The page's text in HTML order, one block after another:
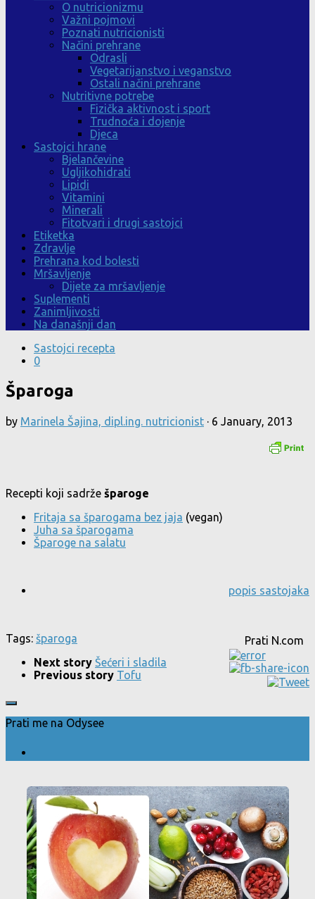
O nutricionizmu
Važni pojmovi
Poznati nutricionisti
Načini prehrane
Odrasli
Vegetarijanstvo i veganstvo
Ostali načini prehrane
Nutritivne potrebe
Fizička aktivnost i sport
Trudnoća i dojenje
Djeca
Sastojci hrane
Bjelančevine
Ugljikohidrati
Lipidi
Vitamini
Minerali
Fitotvari i drugi sastojci
Etiketka
Zdravlje
Prehrana kod bolesti
Mršavljenje
Dijete za mršavljenje
Suplementi
Zanimljivosti
Na današnji dan
Sastojci recepta
0
Šparoga
by Marinela Šajina, dipl.ing. nutricionist · 6 January, 2013
Recepti koji sadrže šparoge
Fritaja sa šparogama bez jaja (vegan)
Juha sa šparogama
Šparoge na salatu
popis sastojaka
Prati N.com
Tags: šparoga
Next story Šećeri i sladila
Previous story Tofu
Prati me na Odysee